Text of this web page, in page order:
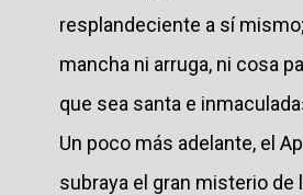
resplandeciente a sí
mancha ni arruga, ni cosa
que sea santa e
Un poco más adelante, el
subraya el gran misterio de